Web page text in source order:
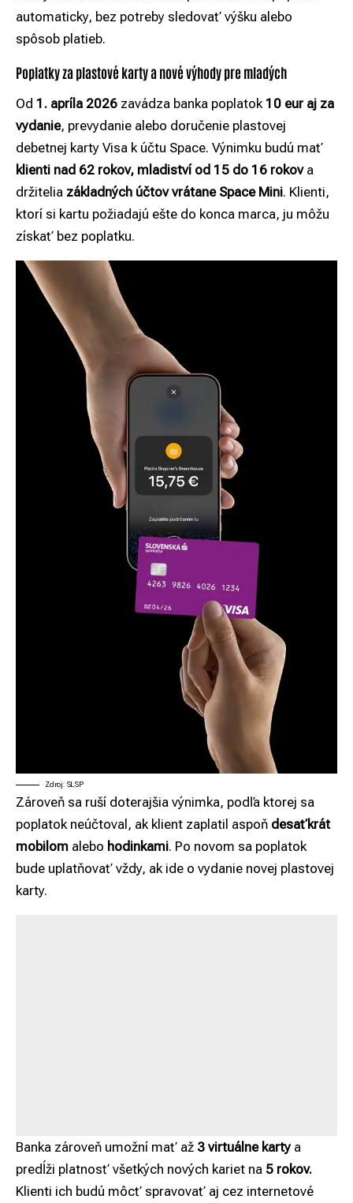
automaticky, bez potreby sledovať výšku alebo
spôsob platieb.
Poplatky za plastové karty a nové výhody pre mladých
Od 1. apríla 2026 zavádza banka poplatok10 eur aj za
vydanie, prevydanie alebo doručenie plastovej
debetnej karty Visa k účtu Space. Výnimku budú mať
klienti nad 62 rokov, mladiství od 15 do 16 rokova
držitelia základných účtov vrátane Space Mini. Klienti,
ktorí si kartu požiadajú ešte do konca marca, ju môžu
získať bez poplatku.
Zdroj: SLSP
Zároveň sa ruší doterajšia výnimka, podľa ktorej sa
poplatok neúčtoval, ak klient zaplatil aspoň desaťkrát
mobilom alebo hodinkami. Po novom sa poplatok
bude uplatňovať vždy, ak ide o vydanie novej plastovej
karty.
Banka zároveň umožní mať až 3 virtuálne karty a
predĺži platnosť všetkých nových kariet na 5 rokov.
Klienti ich budú môcť spravovať aj cez internetové